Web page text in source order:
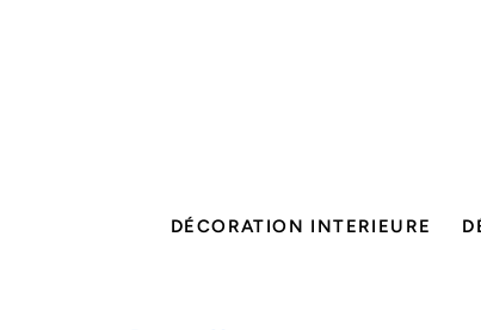
DÉCORATION INTERIEURE